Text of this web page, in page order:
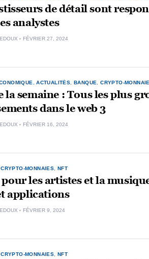
de détail sont
analystes
FÉVRIER 27, 2024
,ACTUALITÉS ,BANQUE ,CRYPTO-
la semaine : Tous les plus
dans le web 3
FÉVRIER 16, 2024
,CRYPTO-MONNAIES ,NFT
pour les artistes et la
applications
FÉVRIER 9, 2024
,CRYPTO-MONNAIES ,NFT